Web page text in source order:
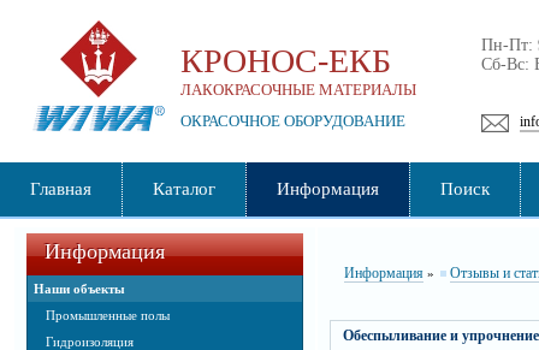
КРОНОС-ЕКБ
ЛАКОКРАСОЧНЫЕ МАТЕРИАЛЫ
ОКРАСОЧНОЕ ОБОРУДОВАНИЕ
Пн-Пт:
Сб-Вс:
Главная Каталог Информация Поиск
Информация
Наши объекты
Промышленные полы
Гидроизоляция
Информация » Отзывы и
Обеспыливание и